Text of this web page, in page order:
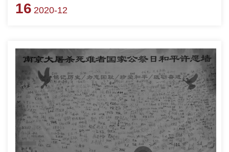
神作为学校工作的主线，围绕立德树人、为战育人组织专题
16 2020-12